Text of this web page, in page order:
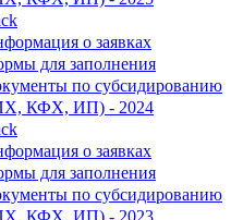
о заявках
для заполнения
по субсидированию
КФХ, ИП) - 2024
о заявках
для заполнения
по субсидированию
КФХ, ИП) - 2023